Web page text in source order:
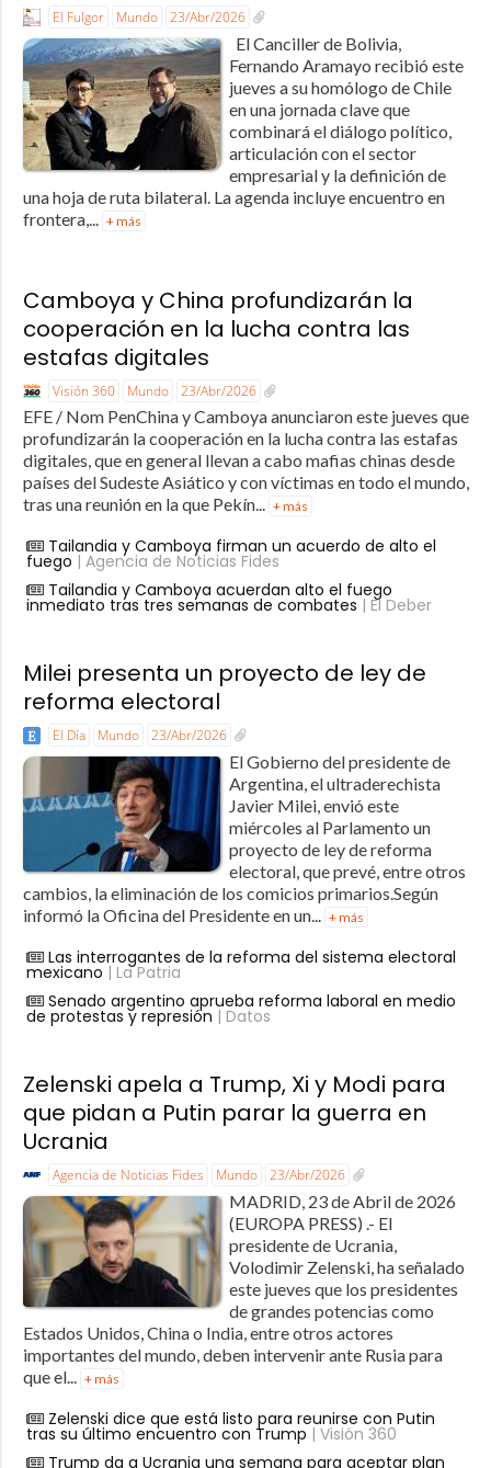
El Fulgor Mundo 23/Abr/2026
El Canciller de Bolivia,
Fernando Aramayo recibió este
jueves a su homólogo de Chile
en una jornada clave que
combinará el diálogo político,
articulación con el sector
empresarial y la definición de
una hoja de ruta bilateral. La agenda incluye encuentro en
frontera,...
+ más
Camboya y China profundizarán la
cooperación en la lucha contra las
estafas digitales
Visión 360 Mundo 23/Abr/2026
EFE / Nom PenChina y Camboya anunciaron este jueves que
profundizarán la cooperación en la lucha contra las estafas
digitales, que en general llevan a cabo mafias chinas desde
países del Sudeste Asiático y con víctimas en todo el mundo,
tras una reunión en la que Pekín... + más
Tailandia y Camboya firman un acuerdo de alto el
fuego | Agencia de Noticias Fides
Tailandia y Camboya acuerdan alto el fuego
inmediato tras tres semanas de combates | El Deber
Milei presenta un proyecto de ley de
reforma electoral
El Día Mundo 23/Abr/2026
El Gobierno del presidente de
Argentina, el ultraderechista
Javier Milei, envió este
miércoles al Parlamento un
proyecto de ley de reforma
electoral, que prevé, entre otros
cambios, la eliminación de los comicios primarios.Según
informó la Oficina del Presidente en un... + más
Las interrogantes de la reforma del sistema electoral
mexicano | La Patria
Senado argentino aprueba reforma laboral en medio
de protestas y represión | Datos
Zelenski apela a Trump, Xi y Modi para
que pidan a Putin parar la guerra en
Ucrania
Agencia de Noticias Fides Mundo 23/Abr/2026
MADRID, 23 de Abril de 2026
(EUROPA PRESS) .- El
presidente de Ucrania,
Volodimir Zelenski, ha señalado
este jueves que los presidentes
de grandes potencias como
Estados Unidos, China o India, entre otros actores
importantes del mundo, deben intervenir ante Rusia para
que el... + más
Zelenski dice que está listo para reunirse con Putin
tras su último encuentro con Trump | Visión 360
Trump da a Ucrania una semana para aceptar plan